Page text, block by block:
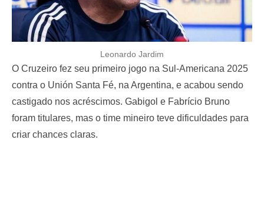
Leonardo Jardim
O Cruzeiro fez seu primeiro jogo na Sul-Americana 2025
contra o Unión Santa Fé, na Argentina, e acabou sendo
castigado nos acréscimos. Gabigol e Fabrício Bruno
foram titulares, mas o time mineiro teve dificuldades para
criar chances claras.